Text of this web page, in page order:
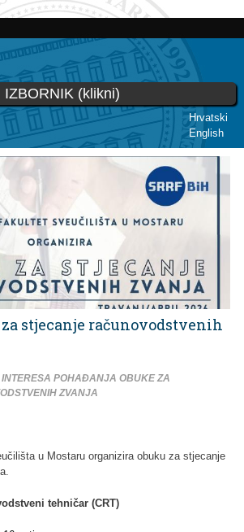
Skoči
glavni
sadržaj
Hrvatski
English
IZBORNIK (klikni)
stjecanje računovodstvenih
POHAĐANJA OBUKE ZA
ZVANJA
u Mostaru organizira obuku za stjecanje
tehničar (CRT)